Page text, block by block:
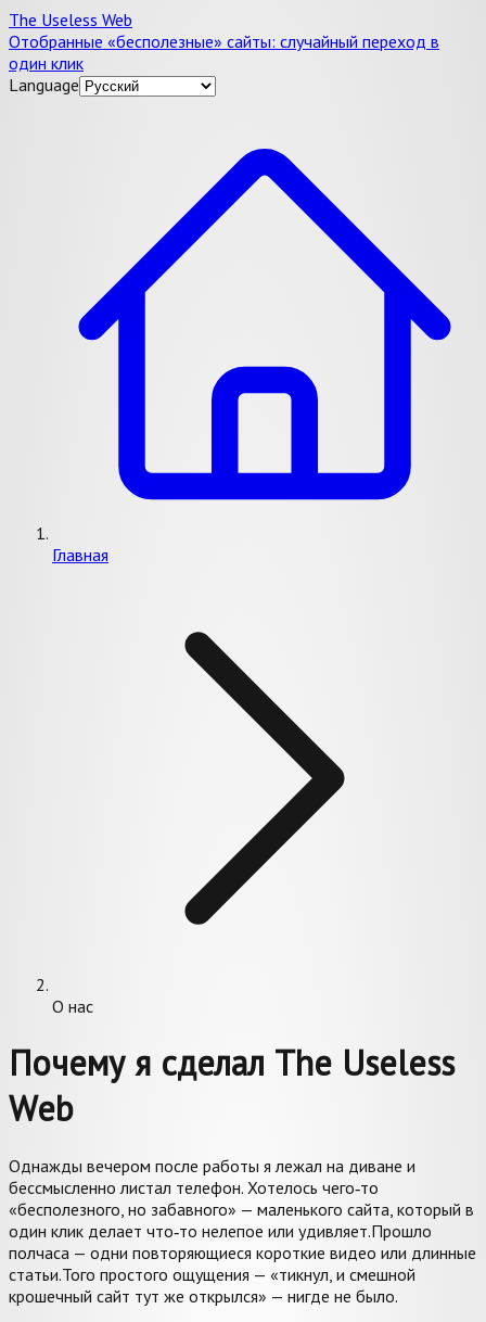
The Useless Web
Отобранные «бесполезные» сайты: случайный переход в
один клик
Language
Главная
О нас
Почему я сделал The Useless
Web
Однажды вечером после работы я лежал на диване и
бессмысленно листал телефон. Хотелось чего‑то
«бесполезного, но забавного» — маленького сайта, который в
один клик делает что‑то нелепое или удивляет.Прошло
полчаса — одни повторяющиеся короткие видео или длинные
статьи.Того простого ощущения — «тикнул, и смешной
крошечный сайт тут же открылся» — нигде не было.